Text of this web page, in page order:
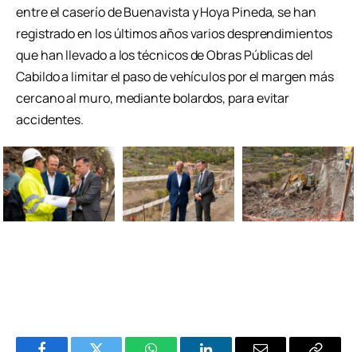
entre el caserío de Buenavista y Hoya Pineda, se han
registrado en los últimos años varios desprendimientos
que han llevado a los técnicos de Obras Públicas del
Cabildo a limitar el paso de vehículos por el margen más
cercano al muro, mediante bolardos, para evitar
accidentes.